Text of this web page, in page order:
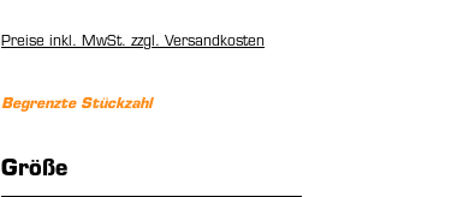
Preise inkl. MwSt. zzgl. Versandkosten
Begrenzte Stückzahl
Größeauswählen